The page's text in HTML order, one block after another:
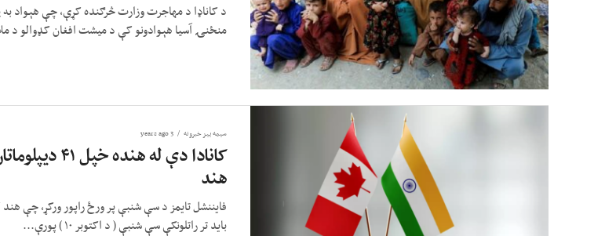
د کاناډا د مهاجرت وزارت څرګنده کړې، چې هېواد به
منځنۍ آسیا هېوادونو کې د میشت افغان کډوالو د ملاتړ
سیمه ییز خبرونه 3 years ago
کانادا دې له هنده
هند
فایننشل تایمز د سې شنبې پر ورځ راپور ورکړ، چې هند
باید تر راتلونکې سې شنبې ( د اکتوبر ۱۰ ) پورې...